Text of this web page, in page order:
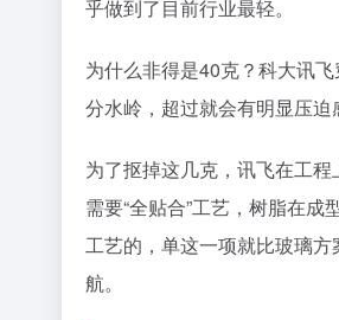
乎做到了目前行业最轻。
为什么非得是40克？科大讯
分水岭，超过就会有明显压迫
为了抠掉这几克，讯飞在工
需要“全贴合”工艺，树脂在
工艺的，单这一项就比玻璃
航。